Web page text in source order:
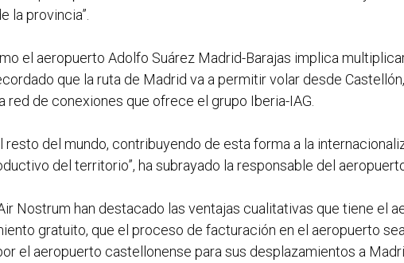
la provincia”.
el aeropuerto Adolfo Suárez Madrid-Barajas implica
que la ruta de Madrid va a permitir volar desde
de conexiones que ofrece el grupo Iberia-IAG.
resto del mundo, contribuyendo de esta forma a la
del territorio”, ha subrayado la responsable del
Nostrum han destacado las ventajas cualitativas que tiene el
gratuito, que el proceso de facturación en el aeropuerto
el aeropuerto castellonense para sus desplazamientos a